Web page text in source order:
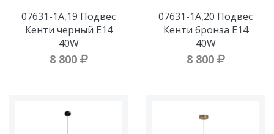
07631-1A,19 Подвес
Кенти черный Е14
40W
8 800
07631-1A,20 Подвес
Кенти бронза Е14
40W
8 800